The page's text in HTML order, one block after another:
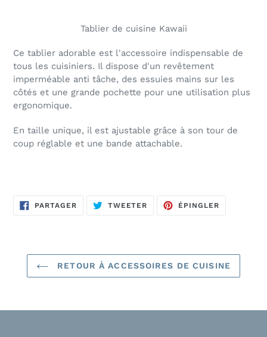
Tablier de cuisine Kawaii
Ce tablier adorable est l'accessoire indispensable de
tous les cuisiniers. Il dispose d'un revêtement
imperméable anti tâche, des essuies mains sur les
côtés et une grande pochette pour une utilisation plus
ergonomique.
En taille unique, il est ajustable grâce à son tour de
coup réglable et une bande attachable.
PARTAGERPARTAGERTWEETER TWEETERÉPINGLER
RETOUR À ACCESSOIRES DE CUISINE